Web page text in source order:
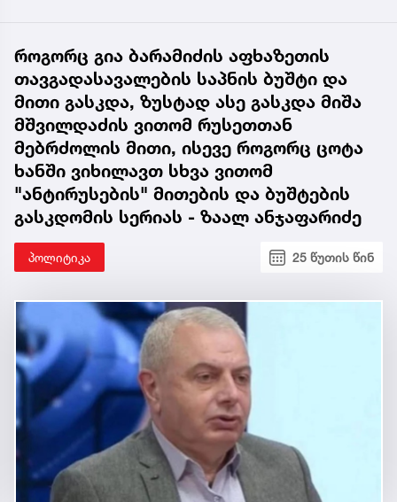
როგორც გია ბარამიძის აფხაზეთის
თავგადასავალების საპნის ბუშტი და
მითი გასკდა, ზუსტად ასე გასკდა მიშა
მშვილდაძის ვითომ რუსეთთან
მებრძოლის მითი, ისევე როგორც ცოტა
ხანში ვიხილავთ სხვა ვითომ
"ანტირუსების" მითების და ბუშტების
გასკდომის სერიას - ზაალ ანჯაფარიძე
პოლიტიკა 25 წუთის წინ